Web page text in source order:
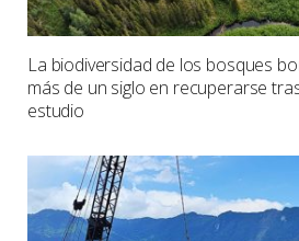
La biodiversidad de los bosques
más de un siglo en recuperarse
estudio